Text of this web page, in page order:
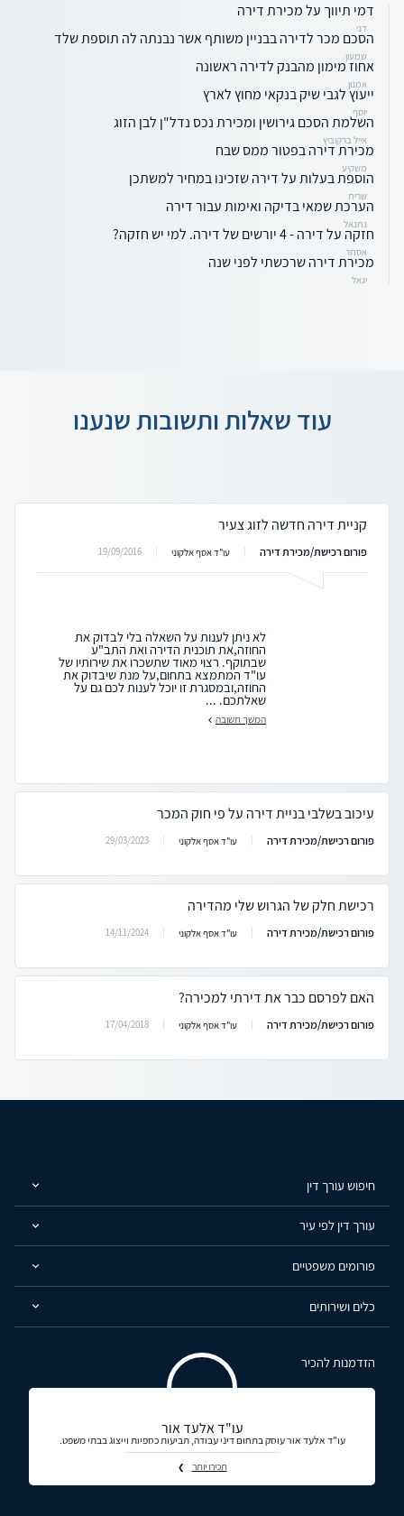
דמי תיווך על מכירת דירה
דני
הסכם מכר לדירה בבניין משותף אשר נבנתה לה תוספת שלד
שמעון
אחוז מימון מהבנק לדירה ראשונה
אמנון
ייעוץ לגבי שיק בנקאי מחוץ לארץ
יוסף
השלמת הסכם גירושין ומכירת נכס נדל"ן לבן הזוג
אייל ברקוביץ
מכירת דירה בפטור ממס שבח
משקיע
הוספת בעלות על דירה שזכינו במחיר למשתכן
שרית
הערכת שמאי בדיקה ואימות עבור דירה
נתנאל
חזקה על דירה - 4 יורשים של דירה. למי יש חזקה?
אסתר
מכירת דירה שרכשתי לפני שנה
יגאל
עוד שאלות ותשובות שנענו
קניית דירה חדשה לזוג צעיר
פורום רכישת/מכירת דירה עו"ד אסף אלקוני 19/09/2016
לא ניתן לענות על השאלה בלי לבדוק את
החוזה,את תוכנית הדירה ואת התב"ע
שבתוקף. רצוי מאוד שתשכרו את שירותיו של
עו"ד המתמצא בתחום,על מנת שיבדוק את
החוזה,ובמסגרת זו יוכל לענות לכם גם על
שאלתכם. ...
המשך תשובה
עיכוב בשלבי בניית דירה על פי חוק המכר
פורום רכישת/מכירת דירה עו"ד אסף אלקוני 29/03/2023
רכישת חלק של הגרוש שלי מהדירה
פורום רכישת/מכירת דירה עו"ד אסף אלקוני 14/11/2024
האם לפרסם כבר את דירתי למכירה?
פורום רכישת/מכירת דירה עו"ד אסף אלקוני 17/04/2018
חיפוש עורך דין
עורך דין לפי עיר
פורומים משפטיים
כלים ושירותים
הזדמנות להכיר
עו"ד אלעד אור
עו"ד אלעד אור עוסק בתחום דיני עבודה, תביעות כספיות וייצוג בבתי משפט.
תכירו יותר